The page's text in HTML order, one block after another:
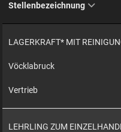
Stellenbezeichnung
LAGERKRAFT* MIT
Vöcklabruck
Vertrieb
LEHRLING ZUM